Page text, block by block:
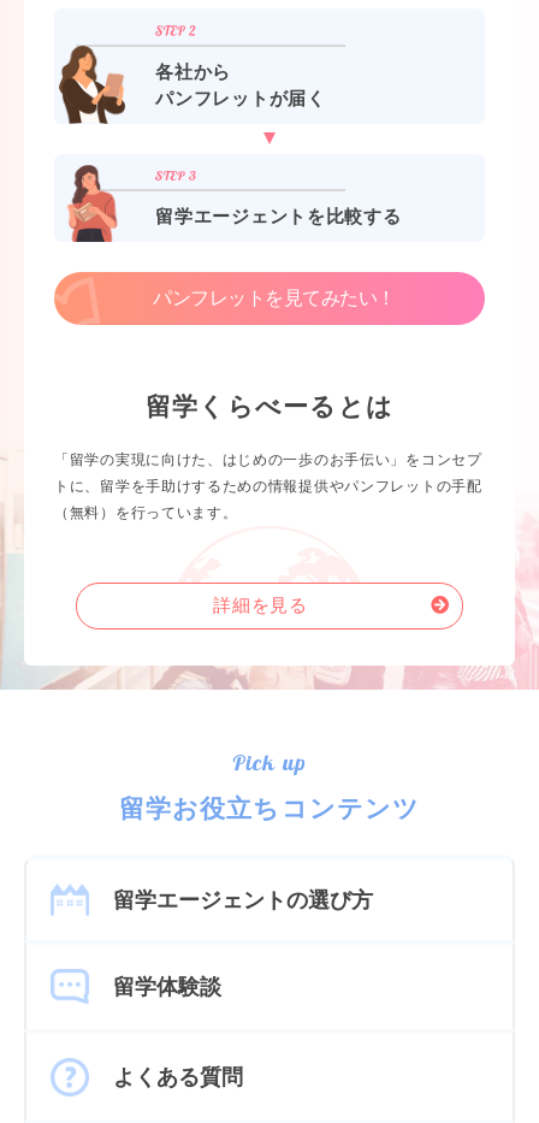
各社から
パンフレットが届く
留学エージェントを比較する
パンフレットを見てみたい！
留学くらべーるとは
「留学の実現に向けた、はじめの一歩のお手伝い」をコンセプ
トに、留学を手助けするための情報提供やパンフレットの手配
（無料）を行っています。
詳細を見る
Pick up
留学お役立ちコンテンツ
留学エージェントの選び方
留学体験談
よくある質問